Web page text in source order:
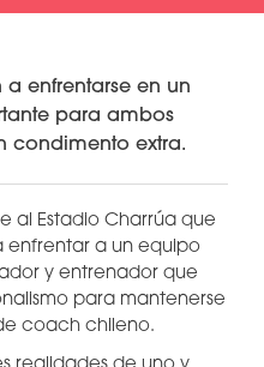
enfrentarse en un
para ambos
condimento extra.
al Estadio Charrúa que
enfrentar a un equipo
y entrenador que
para mantenerse
coach chileno.